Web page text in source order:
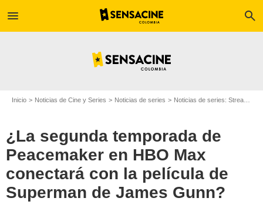
menu search
Inicio Noticias de Cine y Series Noticias de series Noticias de series: Streaming
¿La segunda temporada de
Peacemaker en HBO Max
conectará con la película de
Superman de James Gunn?